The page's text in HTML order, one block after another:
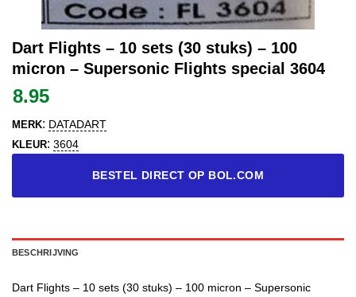
Dart Flights – 10 sets (30 stuks) – 100
micron – Supersonic Flights special 3604
8.95
MERK: DATADART
KLEUR: 3604
BESTEL DIRECT OP BOL.COM
BESCHRIJVING
Dart Flights – 10 sets (30 stuks) – 100 micron – Supersonic